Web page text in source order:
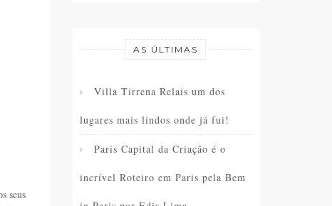
seus
AS ÚLTIMAS
Villa Tirrena Relais um dos
lugares mais lindos onde já fui!
Paris Capital da Criação é o
incrível Roteiro em Paris pela Bem